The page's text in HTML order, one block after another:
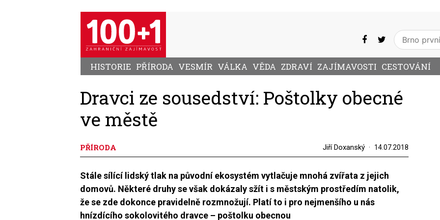
HISTORIE PŘÍRODA VESMÍR VÁLKA VĚDA ZDRAVÍ ZAJÍMAVOSTI CESTOVÁNÍ
Dravci ze sousedství: Poštolky obecné
ve městě
PŘÍRODA Jiří Doxanský 14.07.2018
Stále sílící lidský tlak na původní ekosystém vytlačuje mnohá zvířata z jejich
domovů. Některé druhy se však dokázaly sžít i s městským prostředím natolik,
že se zde dokonce pravidelně rozmnožují. Platí to i pro nejmenšího u nás
hnízdícího sokolovitého dravce – poštolku obecnou